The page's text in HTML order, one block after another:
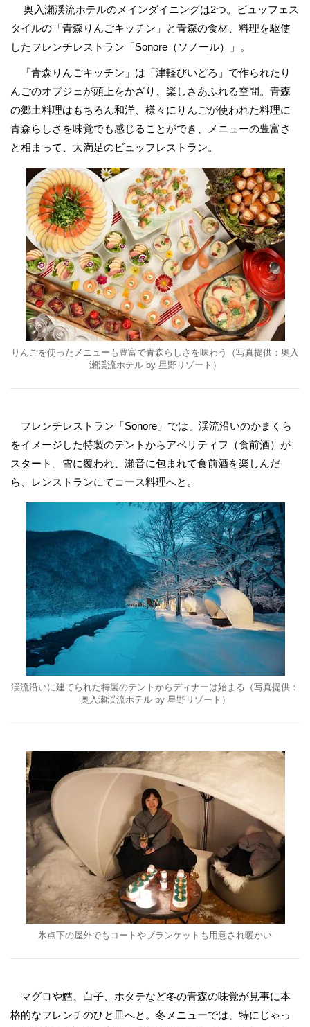
奥入瀬渓流ホテルのメインダイニングは2つ。ビュッフェス
タイルの「青森りんごキッチン」と青森の食材、料理を駆使
したフレンチレストラン「Sonore（ソノール）」。
「青森りんごキッチン」は「津軽びいどろ」で作られたり
んごのオブジェが頭上をかざり、楽しさあふれる空間。青森
の郷土料理はもちろん和洋、様々にりんごが使われた料理に
青森らしさを味覚でも感じることができ、メニューの豊富さ
と相まって、大満足のビュッフレストラン。
りんごを使ったメニューも豊富で青森らしさを味わう（写真提供：奥入
瀬渓流ホテル by 星野リゾート）
フレンチレストラン「Sonore」では、渓流沿いのかまくら
をイメージした特製のテントからアペリティフ（食前酒）が
スタート。雪に覆われ、瀬音に包まれて食前酒を楽しんだ
ら、レンストランにてコース料理へと。
渓流沿いに建てられた特製のテントからディナーは始まる（写真提供：
奥入瀬渓流ホテル by 星野リゾート）
氷点下の屋外でもコートやブランケットも用意され暖かい
マグロや鱈、白子、ホタテなど冬の青森の味覚が見事に本
格的なフレンチのひと皿へと。冬メニューでは、特にじゃっ